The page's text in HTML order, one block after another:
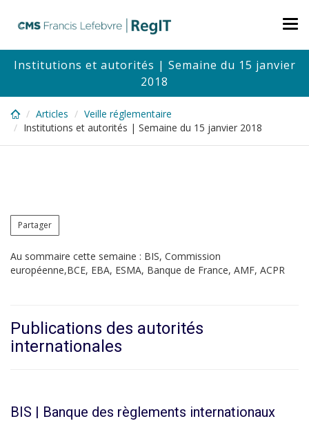
content
Institutions et autorités | Semaine du 15 janvier
2018
Articles
Veille réglementaire
Institutions et autorités | Semaine du 15 janvier 2018
Partager
Au sommaire cette semaine : BIS, Commission
européenne,BCE, EBA, ESMA, Banque de France, AMF, ACPR
Publications des autorités
internationales
BIS | Banque des règlements internationaux